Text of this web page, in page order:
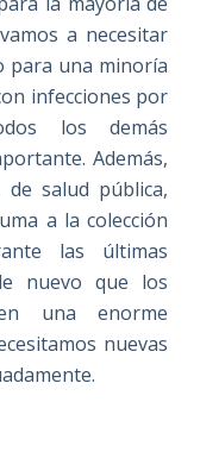
a necesitar
para una minoría
infecciones por
los demás
Además,
salud pública,
a la colección
las últimas
nuevo que los
una enorme
nuevas